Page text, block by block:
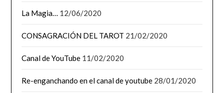
La Magia… 12/06/2020
CONSAGRACIÓN DEL TAROT 21/02/2020
Canal de YouTube 11/02/2020
Re-enganchando en el canal de youtube 28/01/2020